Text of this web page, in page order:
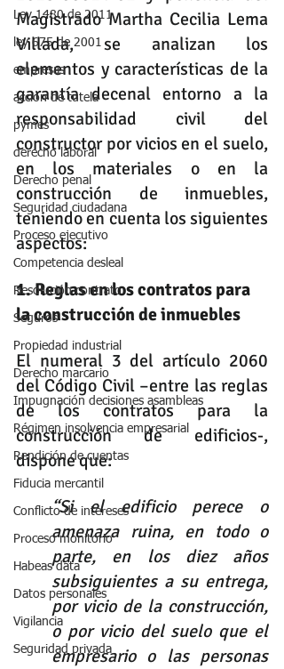
Ley 1480 de 2011
ley 675 de 2001
empresas
accion de tutela
pymes
derecho laboral
Derecho penal
Seguridad ciudadana
Proceso ejecutivo
Competencia desleal
Resolución contrato
Seguros
Propiedad industrial
Derecho marcario
Impugnación decisiones asambleas
Régimen insolvencia empresarial
Rendición de cuentas
Fiducia mercantil
Conflicto de intereses
Proceso monitorio
Habeas data
Datos personales
Vigilancia
Seguridad privada
Magistrado Martha Cecilia Lema
Villada, se analizan los
elementos y características de la
garantía decenal entorno a la
responsabilidad civil del
constructor por vicios en el suelo,
en los materiales o en la
construcción de inmuebles,
teniendo en cuenta los siguientes
aspectos:
1. Reglas en los contratos para
la construcción de inmuebles
El numeral 3 del artículo 2060
del Código Civil –entre las reglas
de los contratos para la
construcción de edificios-,
dispone que:
“Si el edificio perece o
amenaza ruina, en todo o
parte, en los diez años
subsiguientes a su entrega,
por vicio de la construcción,
o por vicio del suelo que el
empresario o las personas